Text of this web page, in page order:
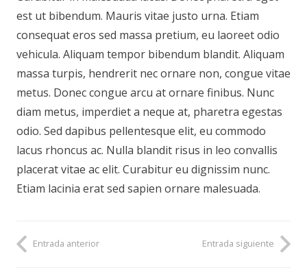
est ut bibendum. Mauris vitae justo urna. Etiam
consequat eros sed massa pretium, eu laoreet odio
vehicula. Aliquam tempor bibendum blandit. Aliquam
massa turpis, hendrerit nec ornare non, congue vitae
metus. Donec congue arcu at ornare finibus. Nunc
diam metus, imperdiet a neque at, pharetra egestas
odio. Sed dapibus pellentesque elit, eu commodo
lacus rhoncus ac. Nulla blandit risus in leo convallis
placerat vitae ac elit. Curabitur eu dignissim nunc.
Etiam lacinia erat sed sapien ornare malesuada.
Entrada anterior Entrada siguiente